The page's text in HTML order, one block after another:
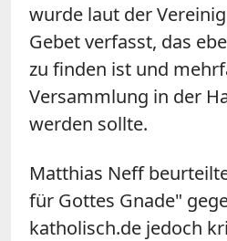
wurde laut der
Gebet verfasst, das
zu finden ist und
Versammlung in der
werden sollte.
Matthias Neff
für Gottes Gnade"
katholisch.de jedoch